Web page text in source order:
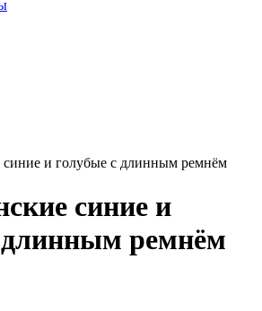
и голубые с длинным ремнём
синие и
длинным ремнём